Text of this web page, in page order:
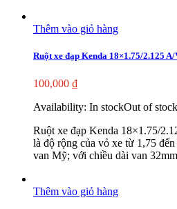
Thêm vào giỏ hàng
Ruột xe đạp Kenda 18×1.75/2.125
100,000 ₫
Availability: In stockOut of stock
Ruột xe đạp Kenda 18×1.75/
là độ rộng của vỏ xe từ 1,75
van Mỹ; với chiều dài van 32mm
Thêm vào giỏ hàng